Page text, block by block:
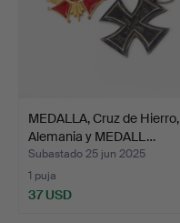
MEDALLA, Cruz de Hierro,
Alemania y MEDALL…
Subastado 25 jun 2025
1 puja
37 USD